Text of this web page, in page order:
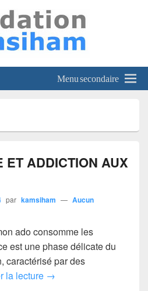
Menu secondaire
ET ADDICTION AUX
par kamsiham — Aucun
ado consomme les
est une phase délicate du
caractérisé par des
la lecture ADOLESCENCE ET
→